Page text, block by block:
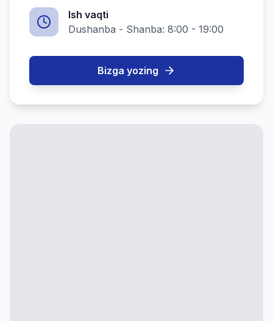
Ish vaqti
Dushanba - Shanba: 8:00 - 19:00
Bizga yozing